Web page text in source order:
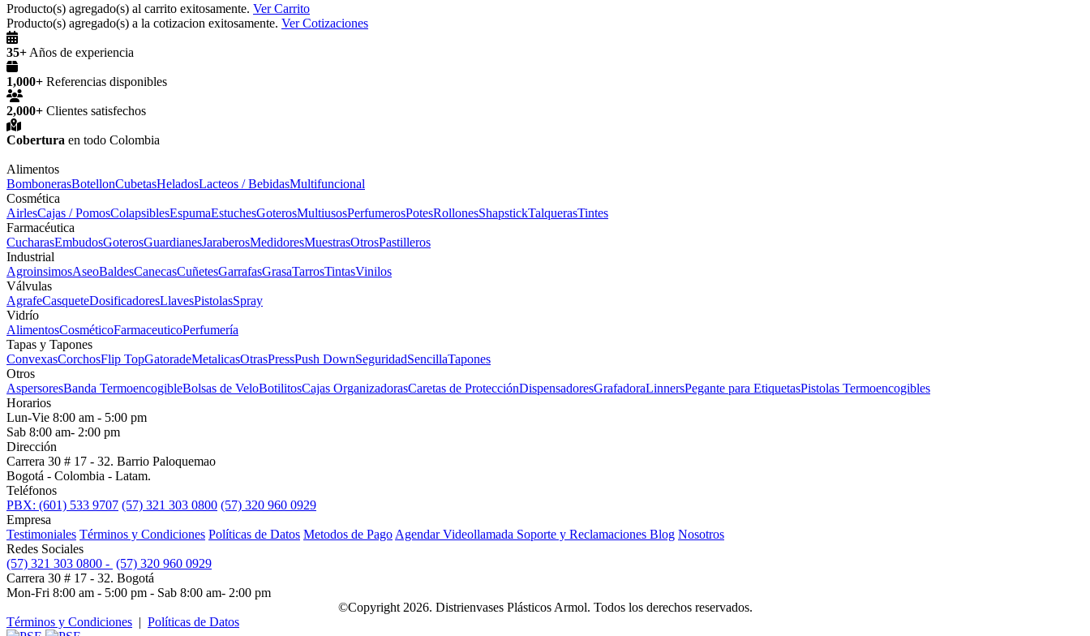
Producto(s) agregado(s) al carrito exitosamente. Ver Carrito
Producto(s) agregado(s) a la cotizacion exitosamente. Ver Cotizaciones
35+ Años de experiencia
1,000+ Referencias disponibles
2,000+ Clientes satisfechos
Cobertura en todo Colombia
Alimentos
BombonerasBotellonCubetasHeladosLacteos / BebidasMultifuncional
Cosmética
AirlesCajas / PomosColapsiblesEspumaEstuchesGoterosMultiusosPerfumerosPotesRollonesShapstickTalquerasTintes
Farmacéutica
CucharasEmbudosGoterosGuardianesJaraberosMedidoresMuestrasOtrosPastilleros
Industrial
AgroinsimosAseoBaldesCanecasCuñetesGarrafasGrasaTarrosTintasVinilos
Válvulas
AgrafeCasqueteDosificadoresLlavesPistolasSpray
Vidrío
AlimentosCosméticoFarmaceuticoPerfumería
Tapas y Tapones
ConvexasCorchosFlip TopGatoradeMetalicasOtrasPressPush DownSeguridadSencillaTapones
Otros
AspersoresBanda TermoencogibleBolsas de VeloBotilitosCajas OrganizadorasCaretas de ProtecciónDispensadoresGrafadoraLinnersPegante para EtiquetasPistolas Termoencogibles
Horarios
Lun-Vie 8:00 am - 5:00 pm
Sab 8:00 am- 2:00 pm
Dirección
Carrera 30 # 17 - 32. Barrio Paloquemao
Bogotá - Colombia - Latam.
Teléfonos
PBX: (601) 533 9707 (57) 321 303 0800 (57) 320 960 0929
Empresa
Testimoniales Términos y Condiciones Políticas de Datos Metodos de Pago Agendar Videollamada Soporte y Reclamaciones Blog Nosotros
Redes Sociales
(57) 321 303 0800 - (57) 320 960 0929
Carrera 30 # 17 - 32. Bogotá
Mon-Fri 8:00 am - 5:00 pm - Sab 8:00 am- 2:00 pm
©Copyright 2026. Distrienvases Plásticos Armol. Todos los derechos reservados.
Términos y Condiciones | Políticas de Datos